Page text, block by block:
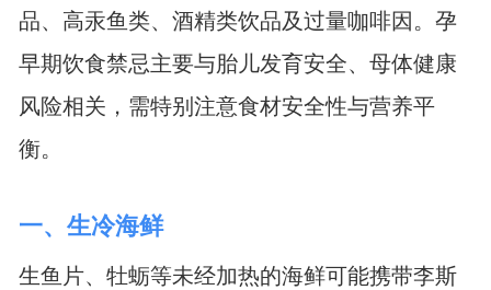
品、高汞鱼类、酒精类饮品及过量咖啡因。孕
早期饮食禁忌主要与胎儿发育安全、母体健康
风险相关，需特别注意食材安全性与营养平
衡。
一、生冷海鲜
生鱼片、牡蛎等未经加热的海鲜可能携带李斯